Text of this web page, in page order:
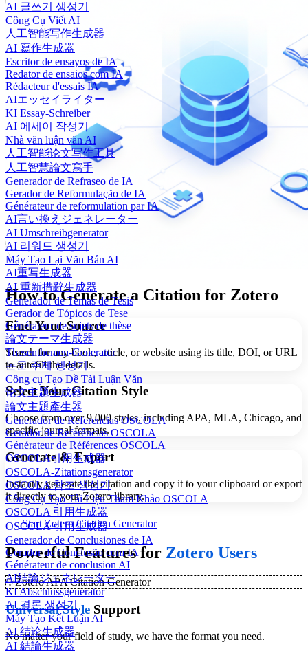
AI 글쓰기 생성기
Công Cụ Viết AI
人工智能写作生成器
AI 寫作生成器
Escritor de ensayos de IA
Redator de ensaios com IA
Rédacteur d'essais IA
AIエッセイライター
KI Essay-Schreiber
AI 에세이 작성기
Nhà văn luận văn AI
人工智能论文写作工具
人工智慧論文寫手
Generador de Refraseo de IA
Gerador de Reformulação de IA
Générateur de reformulation par IA
AI言い換えジェネレーター
AI Umschreibgenerator
AI 리워드 생성기
Máy Tạo Lại Văn Bản AI
AI重写生成器
AI 重新措辭生成器
Generador de Temas de Tesis
Gerador de Tópicos de Tese
Générateur de sujets de thèse
論文テーマ生成器
Thesenthemen-Generator
논문 주제 생성기
Công cụ Tạo Đề Tài Luận Văn
论文主题生成器
論文主題產生器
Generador de Referencias OSCOLA
Gerador de Referências OSCOLA
Générateur de Références OSCOLA
OSCOLA引用生成器
OSCOLA-Zitationsgenerator
OSCOLA 참조 생성기
Công Cụ Tạo Tài Liệu Tham Khảo OSCOLA
OSCOLA 引用生成器
OSCOLA 引用生成器
Generador de Conclusiones de IA
Gerador de Conclusão com IA
Générateur de conclusion AI
AI結論ジェネレーター
KI Abschlussgenerator
AI 결론 생성기
Máy Tạo Kết Luận AI
AI 结论生成器
AI 結論生成器
How to Generate a Citation for Zotero
Find Your Source
Search for any book, article, or website using its title, DOI, or URL
to autofill the details.
Select Your Citation Style
Choose from over 9,000 styles, including APA, MLA, Chicago, and
specific journal formats.
Generate & Export
Instantly generate the citation and copy it to your clipboard or export
it directly to your Zotero library.
Start Zotero Citation Generator
Powerful Features for Zotero Users
✨Zotero APA Citation Generator
Universal Style Support
No matter your field of study, we have the format you need.